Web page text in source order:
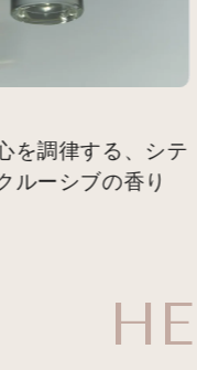
調律する、シテ
ーシブの香り